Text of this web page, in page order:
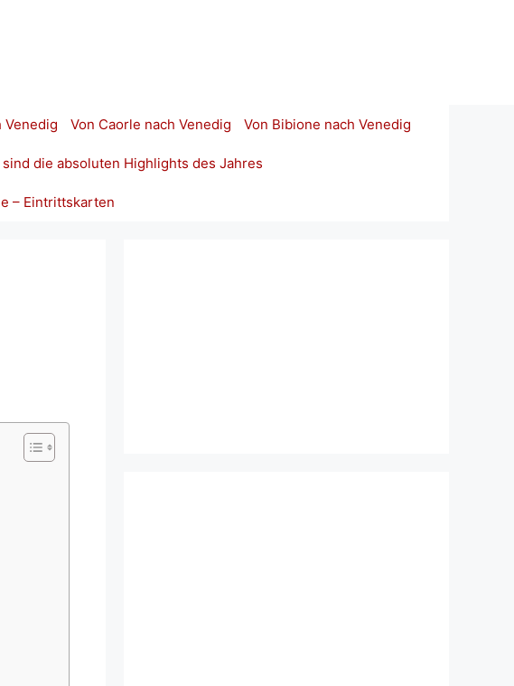
Venedig Von Caorle nach Venedig Von Bibione nach Venedig
die absoluten Highlights des Jahres
– Eintrittskarten